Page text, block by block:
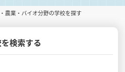
パスを探す
農業・バイオ分野の学校を探す
検索する